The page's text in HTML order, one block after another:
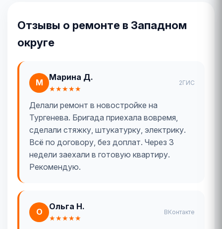
Отзывы о ремонте в Западном
округе
М
Марина Д.
★★★★★
2ГИС
Делали ремонт в новостройке на
Тургенева. Бригада приехала вовремя,
сделали стяжку, штукатурку, электрику.
Всё по договору, без доплат. Через 3
недели заехали в готовую квартиру.
Рекомендую.
О
Ольга Н.
★★★★★
ВКонтакте